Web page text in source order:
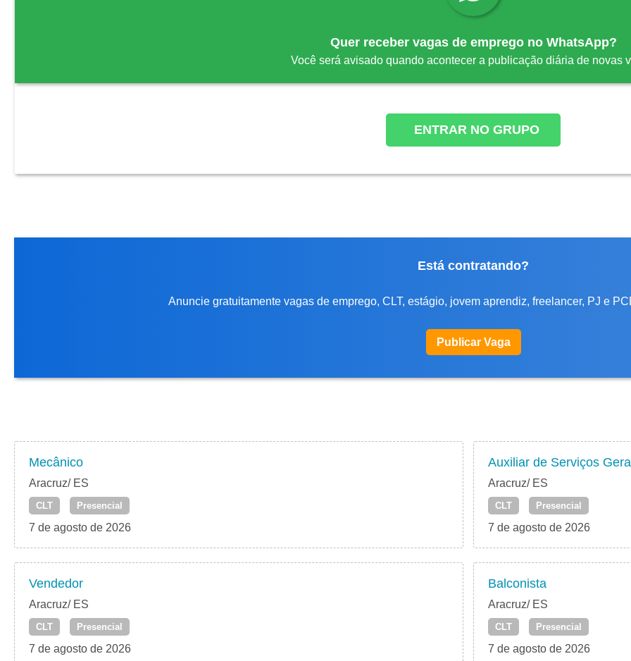
Quer receber vagas de emprego no WhatsApp?
Você será avisado quando acontecer a publicação diária de novas
ENTRAR NO GRUPO
Está contratando?
Anuncie gratuitamente vagas de emprego, CLT, estágio, jovem aprendiz, freelancer, PJ e
Publicar Vaga
Mecânico
Aracruz/ ES
CLT Presencial
7 de agosto de 2026
Auxiliar de Serviços
Aracruz/ ES
CLT Presencial
7 de agosto de 2026
Vendedor
Aracruz/ ES
CLT Presencial
7 de agosto de 2026
Balconista
Aracruz/ ES
CLT Presencial
7 de agosto de 2026